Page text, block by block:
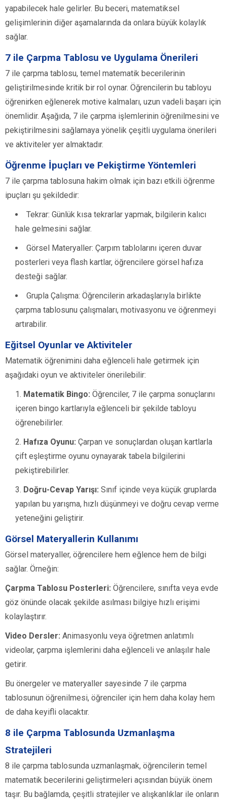
yapabilecek hale gelirler. Bu beceri, matematiksel
gelişimlerinin diğer aşamalarında da onlara büyük kolaylık
sağlar.
7 ile Çarpma Tablosu ve Uygulama Önerileri
7 ile çarpma tablosu, temel matematik becerilerinin
geliştirilmesinde kritik bir rol oynar. Öğrencilerin bu tabloyu
öğrenirken eğlenerek motive kalmaları, uzun vadeli başarı için
önemlidir. Aşağıda, 7 ile çarpma işlemlerinin öğrenilmesini ve
pekiştirilmesini sağlamaya yönelik çeşitli uygulama önerileri
ve aktiviteler yer almaktadır.
Öğrenme İpuçları ve Pekiştirme Yöntemleri
7 ile çarpma tablosuna hakim olmak için bazı etkili öğrenme
ipuçları şu şekildedir:
Tekrar: Günlük kısa tekrarlar yapmak, bilgilerin kalıcı
hale gelmesini sağlar.
Görsel Materyaller: Çarpım tablolarını içeren duvar
posterleri veya flash kartlar, öğrencilere görsel hafıza
desteği sağlar.
Grupla Çalışma: Öğrencilerin arkadaşlarıyla birlikte
çarpma tablosunu çalışmaları, motivasyonu ve öğrenmeyi
artırabilir.
Eğitsel Oyunlar ve Aktiviteler
Matematik öğrenimini daha eğlenceli hale getirmek için
aşağıdaki oyun ve aktiviteler önerilebilir:
Matematik Bingo: Öğrenciler, 7 ile çarpma sonuçlarını
içeren bingo kartlarıyla eğlenceli bir şekilde tabloyu
öğrenebilirler.
Hafıza Oyunu: Çarpan ve sonuçlardan oluşan kartlarla
çift eşleştirme oyunu oynayarak tabela bilgilerini
pekiştirebilirler.
Doğru-Cevap Yarışı: Sınıf içinde veya küçük gruplarda
yapılan bu yarışma, hızlı düşünmeyi ve doğru cevap verme
yeteneğini geliştirir.
Görsel Materyallerin Kullanımı
Görsel materyaller, öğrencilere hem eğlence hem de bilgi
sağlar. Örneğin:
Çarpma Tablosu Posterleri: Öğrencilere, sınıfta veya evde
göz önünde olacak şekilde asılması bilgiye hızlı erişimi
kolaylaştırır.
Video Dersler: Animasyonlu veya öğretmen anlatımlı
videolar, çarpma işlemlerini daha eğlenceli ve anlaşılır hale
getirir.
Bu önergeler ve materyaller sayesinde 7 ile çarpma
tablosunun öğrenilmesi, öğrenciler için hem daha kolay hem
de daha keyifli olacaktır.
8 ile Çarpma Tablosunda Uzmanlaşma
Stratejileri
8 ile çarpma tablosunda uzmanlaşmak, öğrencilerin temel
matematik becerilerini geliştirmeleri açısından büyük önem
taşır. Bu bağlamda, çeşitli stratejiler ve alışkanlıklar ile onların